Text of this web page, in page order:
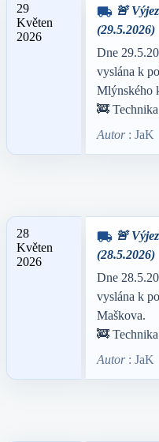
29
Květen
2026
local_shipping 🚨
(29.5.2026)
Dne
vyslána k
Mlýnského
🚒
Autor: JaK
28
Květen
2026
local_shipping 🚨
(28.5.2026)
Dne
vyslána k
Maškova.
🚒
Autor: JaK